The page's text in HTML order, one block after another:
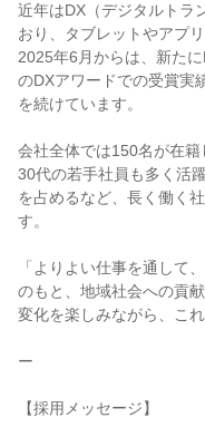
近年はDX（デジタルトラ
おり、タブレットやアプ
2025年6月からは、新た
のDXアワードでの受賞実
を続けています。
会社全体では150名が在
30代の若手社員も多く活
を占めるなど、長く働く
す。
「よりよい仕事を通して
のもと、地域社会への貢
変化を楽しみながら、こ
ー
【採用メッセージ】